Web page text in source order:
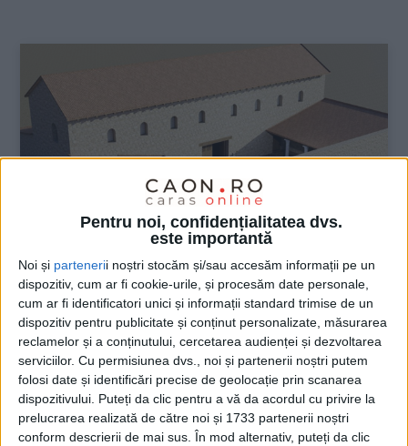
Pentru noi, confidențialitatea dvs.
este importantă
Noi și partenerii noștri stocăm și/sau accesăm informații pe un
dispozitiv, cum ar fi cookie-urile, și procesăm date personale,
cum ar fi identificatori unici și informații standard trimise de un
dispozitiv pentru publicitate și conținut personalizate, măsurarea
reclamelor și a conținutului, cercetarea audienței și dezvoltarea
serviciilor. Cu permisiunea dvs., noi și partenerii noștri putem
folosi date și identificări precise de geolocație prin scanarea
dispozitivului. Puteți da clic pentru a vă da acordul cu privire la
prelucrarea realizată de către noi și 1733 partenerii noștri
conform descrierii de mai sus. În mod alternativ, puteți da clic
ŞTIRILE JUDEŢULUI CARAŞ-SEVERIN
Vizită digitală la Muzeul din
Caransebeș
25 FEBRUARIE 2024, 11:03 AM 2 MINUTE DE CITIRE
CARAȘ-SEVERIN – Aproape 100 de piese de tezaur scanate 3D